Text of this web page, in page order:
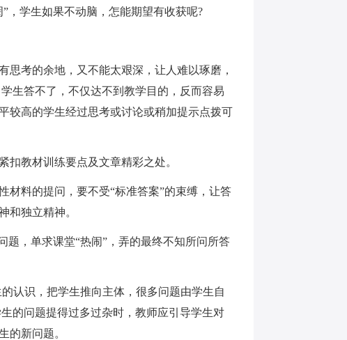
，学生如果不动脑，怎能期望有收获呢?
考的余地，又不能太艰深，让人难以琢磨，
生答不了，不仅达不到教学目的，反而容易
较高的学生经过思考或讨论或稍加提示点拨可
扣教材训练要点及文章精彩之处。
材料的提问，要不受“标准答案”的束缚，让答
和独立精神。
题，单求课堂“热闹”，弄的最终不知所问所答
认识，把学生推向主体，很多问题由学生自
的问题提得过多过杂时，教师应引导学生对
的新问题。